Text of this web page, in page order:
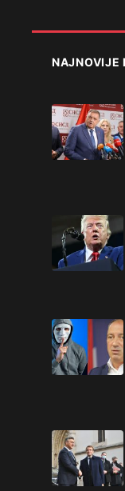
NAJNOVIJE